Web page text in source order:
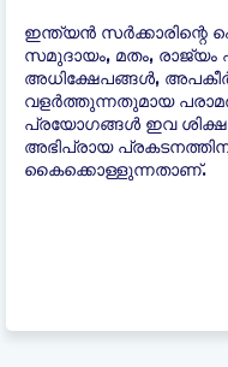
ഇന്ത്യന്‍ സർക്കാരിന്റെ
സമുദായം, മതം, രാജ്യം
അധിക്ഷേപങ്ങൾ,
വളർത്തുന്നതുമായ
പ്രയോഗങ്ങൾ ഇവ
അഭിപ്രായ പ്രകടനത്തിന്
കൈക്കൊള്ളുന്നതാണ്.